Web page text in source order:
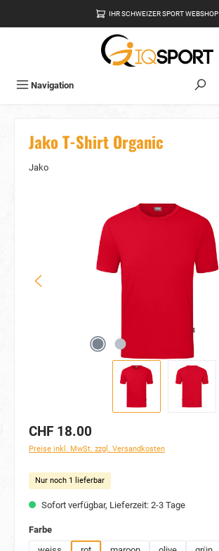
IHR SCHWEIZER SPORT WEBSHOP
Navigation
Jako T-Shirt Organic
Jako
Bildergalerie überspringen
CHF 18.00
Preise inkl. MwSt. zzgl. Versandkosten
Nur noch 1 lieferbar
Sofort verfügbar, Lieferzeit: 2-3 Tage
Farbeauswählen